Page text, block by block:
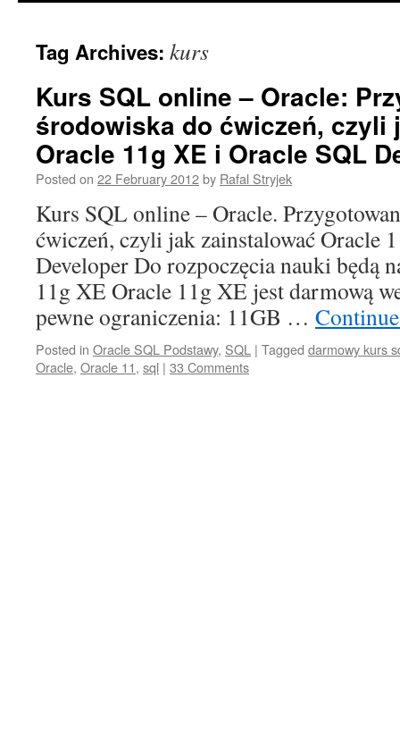
Tag Archives: kurs
Kurs SQL online – Oracle:
środowiska do ćwiczeń, czyli
Oracle 11g XE i Oracle SQL
Posted on 22 February 2012by Rafal Stryjek
Kurs SQL online – Oracle.
ćwiczeń, czyli jak zainstalować Oracle
Developer Do rozpoczęcia nauki będą
11g XE Oracle 11g XE jest darmową
pewne ograniczenia: 11GB …
Posted in Oracle SQL Podstawy, SQL | Tagged darmowy kurs
Oracle, Oracle 11, sql | 33 Comments